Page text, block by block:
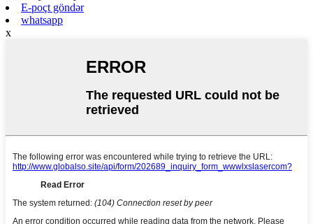
E-poçt göndər
whatsapp
x